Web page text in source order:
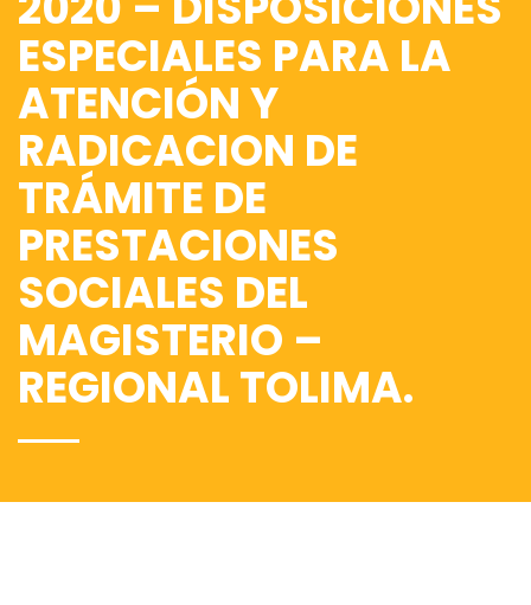
ESPECIALES PARA LA
ATENCIÓN Y
RADICACION DE
TRÁMITE DE
PRESTACIONES
SOCIALES DEL
MAGISTERIO –
REGIONAL TOLIMA.